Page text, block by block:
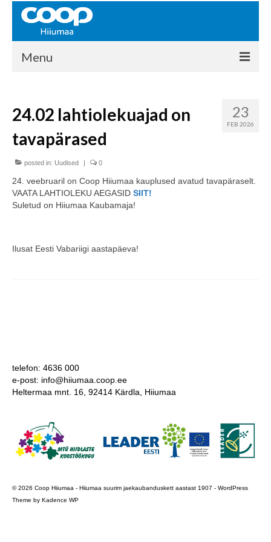
Menu
Kontakt
Liikmed
Ajalugu
KAUPLUSED
HIIUMAA KÖÖK JA PAGAR
MEIE PANUS
23
FEB 2026
24.02 lahtiolekuajad on
tavapärased
posted in: Uudised | 0
24. veebruaril on Coop Hiiumaa kauplused avatud tavapäraselt.
VAATA LAHTIOLEKU AEGASID SIIT!
Suletud on Hiiumaa Kaubamaja!
Ilusat Eesti Vabariigi aastapäeva!
telefon: 4636 000
e-post: info@hiiumaa.coop.ee
Heltermaa mnt. 16, 92414 Kärdla, Hiiumaa
© 2026 Coop Hiiumaa - Hiiumaa suurim jaekaubanduskett aastast 1907 - WordPress
Theme by Kadence WP